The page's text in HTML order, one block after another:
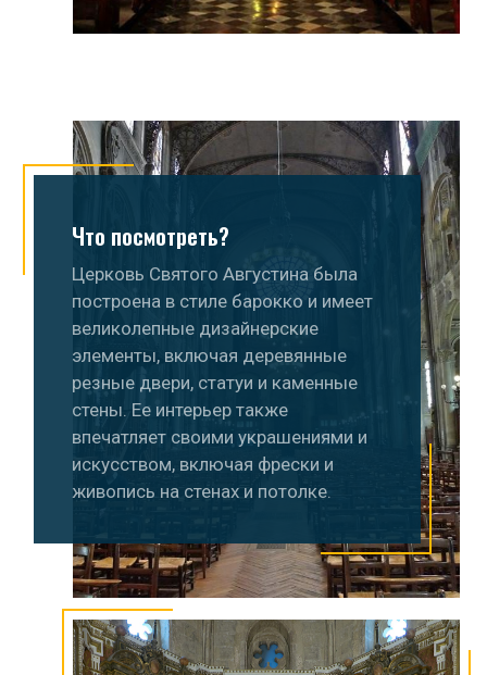
Что посмотреть?
Церковь Святого Августина была
построена в стиле барокко и имеет
великолепные дизайнерские
элементы, включая деревянные
резные двери, статуи и каменные
стены. Ее интерьер также
впечатляет своими украшениями и
искусством, включая фрески и
живопись на стенах и потолке.